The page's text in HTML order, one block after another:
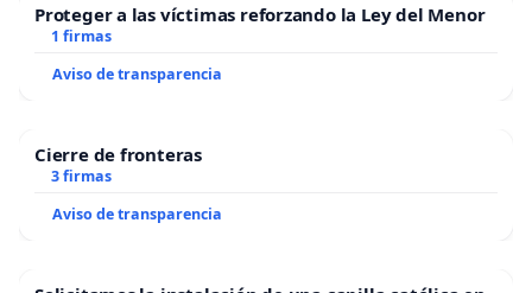
Proteger a las víctimas reforzando la Ley del Menor
1 firmas
Aviso de transparencia
Cierre de fronteras
3 firmas
Aviso de transparencia